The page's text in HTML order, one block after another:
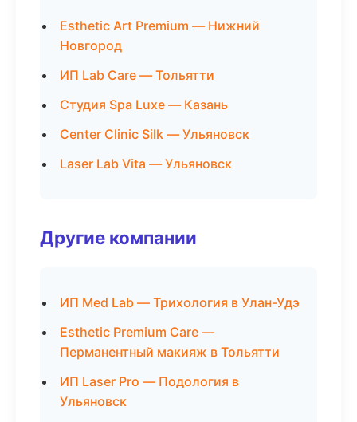
Esthetic Art Premium — Нижний
Новгород
ИП Lab Care — Тольятти
Студия Spa Luxe — Казань
Center Clinic Silk — Ульяновск
Laser Lab Vita — Ульяновск
Другие компании
ИП Med Lab — Трихология в Улан-Удэ
Esthetic Premium Care —
Перманентный макияж в Тольятти
ИП Laser Pro — Подология в
Ульяновск